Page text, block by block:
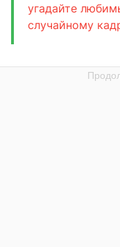
угадайте
случайному